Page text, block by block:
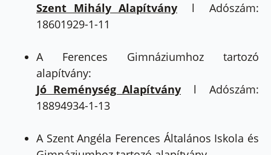
Szent Mihály Alapítvány l Adószám:
18601929-1-11
A Ferences Gimnáziumhoz tartozó
alapítvány:
Jó Reménység Alapítvány l Adószám:
18894934-1-13
A Szent Angéla Ferences Általános Iskola és